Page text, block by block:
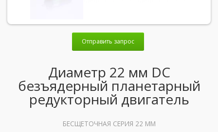
Отправить запрос
Диаметр 22 мм DC
безъядерный планетарный
редукторный двигатель
БЕСЩЕТОЧНАЯ СЕРИЯ 22 ММ